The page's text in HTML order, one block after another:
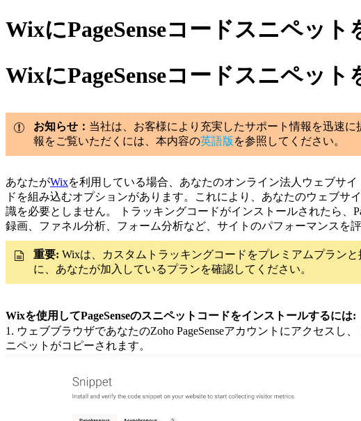
WixにPageSenseコードスニペッ
WixにPageSenseコードスニペッ
お知らせ： 当社は、お客様により充実したサポート情報を迅速
報をご覧いただくには、本内容の英語版 を参照してください。
あなたがWixを利用している場合、 あなたのオンライン法人ウェブサ
ドを組み込むオプションがあります。
これにより、あなたのウェブサ
識を必要としません。
トラッキングコードがインストールされたら、
録画、ファネル分析、フォーム分析など、サイトのパフォーマンスを
重要: Wixは、カスタムトラッキングコードをプレミアムプラン
に、あなたが加入しているプランを確認してください。
Wixを使用してPageSenseのスニペットコードをインストールするには:
1. ウェブブラウザであなたのZoho PageSenseアカウントにアクセス
ニペットがコピーされます。